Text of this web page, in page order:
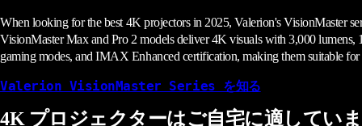
When looking for the best 4K projectors in 2025, Valerion's VisionMaster
VisionMaster Max and Pro 2 models deliver 4K visuals with 3,000
gaming modes, and IMAX Enhanced certification, making them suitable
Valerion VisionMaster Series を知る
4K プロジェクターはご自宅に適してい